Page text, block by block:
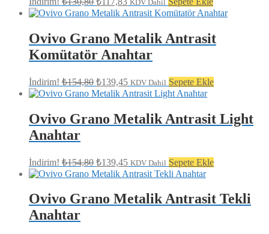
fiyat:
andaki
fiyat:
₺117,83.
KDV Dahil
Ovivo Grano Metalik Antrasit
Komütatör Anahtar
İndirim! ₺154,80 Orijinal
fiyat:
₺139,45 Şu
andaki
fiyat:
₺139,45.
KDV Dahil Sepete Ekle
Ovivo Grano Metalik Antrasit Light
Anahtar
İndirim! ₺154,80 Orijinal
fiyat:
₺139,45 Şu
andaki
fiyat:
₺139,45.
KDV Dahil Sepete Ekle
Ovivo Grano Metalik Antrasit Tekli
Anahtar